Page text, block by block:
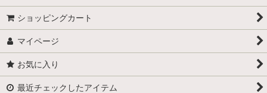
ショッピングカート
マイページ
お気に入り
最近チェックしたアイテム